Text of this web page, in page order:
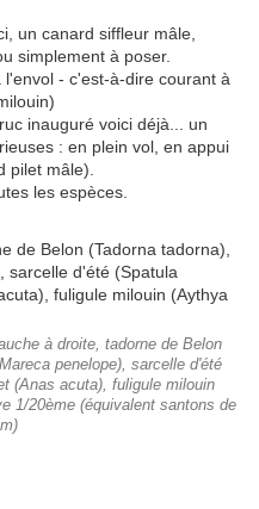
un canard siffleur mâle,
simplement à poser.
- c'est-à-dire courant à
inauguré voici déjà... un
: en plein vol, en appui
pilet mâle).
les espèces.
à droite, tadorne de Belon
penelope), sarcelle d'été
(Anas acuta), fuligule milouin
1/20ème (équivalent santons de